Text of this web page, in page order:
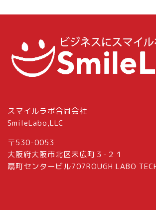
スマイルラボ合同会社
SmileLabo,LLC
〒530-0053
大阪府大阪市北区末広町３-２１
扇町センタービル707ROUGH LABO